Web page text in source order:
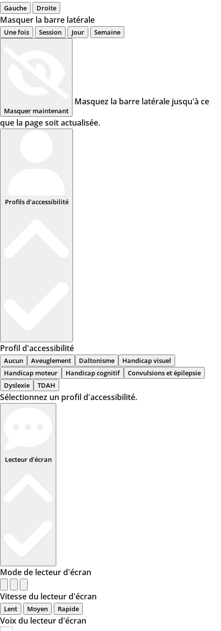
Gauche Droite
Masquer la barre latérale
Une fois Session Jour Semaine
Masquer maintenant
Masquez la barre latérale jusqu'à ce
que la page soit actualisée.
Profils d'accessibilité
Profil d'accessibilité
Aucun Aveuglement Daltonisme
Handicap visuel
Handicap moteur
Handicap cognitif
Convulsions et épilepsie
Dyslexie
TDAH
Sélectionnez un profil d'accessibilité.
Lecteur d'écran
Mode de lecteur d'écran
Vitesse du lecteur d'écran
Lent Moyen Rapide
Voix du lecteur d'écran